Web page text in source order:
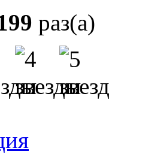
раз(а)